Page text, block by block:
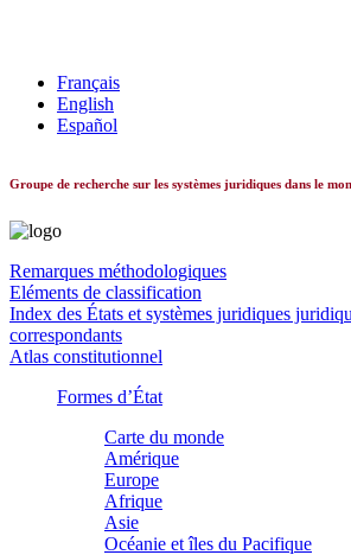
Français
English
Español
Groupe de recherche sur les systèmes juridiques dans le
Remarques méthodologiques
Eléments de classification
Index des États et systèmes juridiques
correspondants
Atlas constitutionnel
Formes d’État
Carte du monde
Amérique
Europe
Afrique
Asie
Océanie et îles du Pacifique